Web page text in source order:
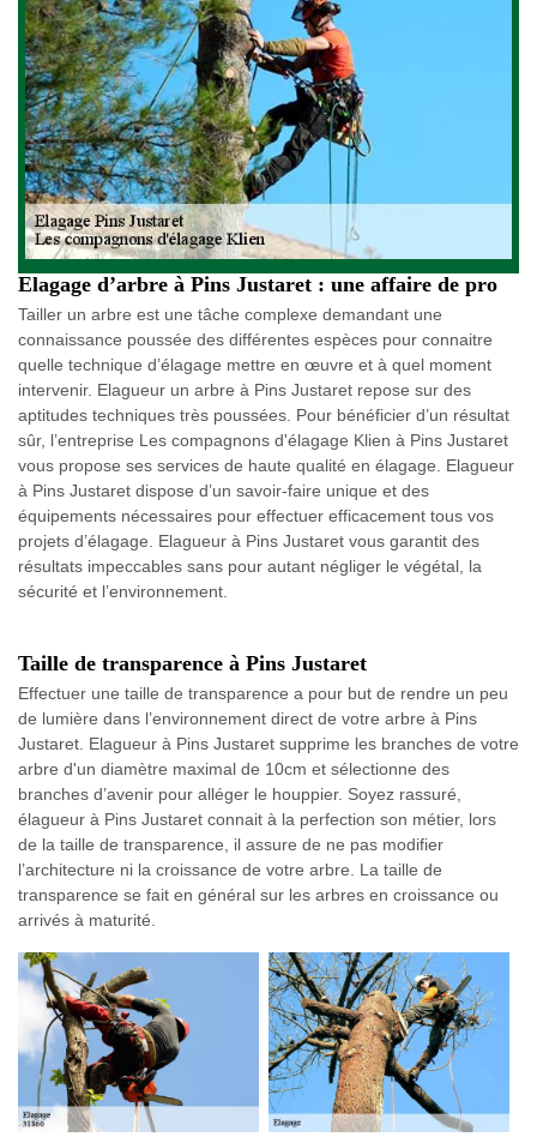
Elagage d’arbre à Pins Justaret : une affaire de pro
Tailler un arbre est une tâche complexe demandant une
connaissance poussée des différentes espèces pour connaitre
quelle technique d’élagage mettre en œuvre et à quel moment
intervenir. Elagueur un arbre à Pins Justaret repose sur des
aptitudes techniques très poussées. Pour bénéficier d’un résultat
sûr, l’entreprise Les compagnons d'élagage Klien à Pins Justaret
vous propose ses services de haute qualité en élagage. Elagueur
à Pins Justaret dispose d’un savoir-faire unique et des
équipements nécessaires pour effectuer efficacement tous vos
projets d’élagage. Elagueur à Pins Justaret vous garantit des
résultats impeccables sans pour autant négliger le végétal, la
sécurité et l’environnement.
Taille de transparence à Pins Justaret
Effectuer une taille de transparence a pour but de rendre un peu
de lumière dans l’environnement direct de votre arbre à Pins
Justaret. Elagueur à Pins Justaret supprime les branches de votre
arbre d'un diamètre maximal de 10cm et sélectionne des
branches d’avenir pour alléger le houppier. Soyez rassuré,
élagueur à Pins Justaret connait à la perfection son métier, lors
de la taille de transparence, il assure de ne pas modifier
l’architecture ni la croissance de votre arbre. La taille de
transparence se fait en général sur les arbres en croissance ou
arrivés à maturité.